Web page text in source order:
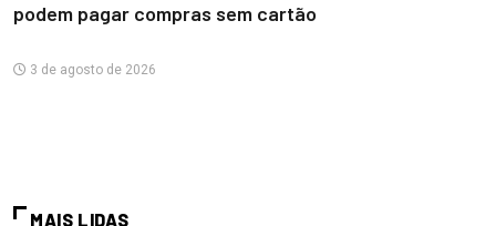
podem pagar compras sem cartão
3 de agosto de 2026
MAIS LIDAS